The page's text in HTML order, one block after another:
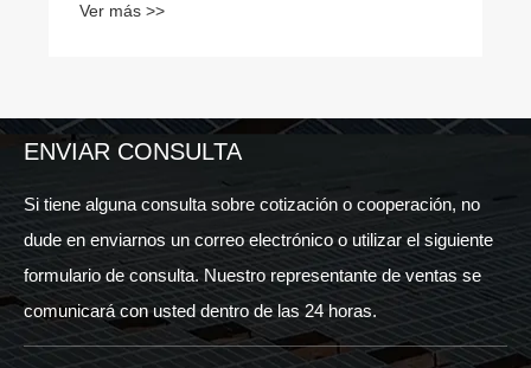
Ver más >>
ENVIAR CONSULTA
Si tiene alguna consulta sobre cotización o cooperación, no
dude en enviarnos un correo electrónico o utilizar el siguiente
formulario de consulta. Nuestro representante de ventas se
comunicará con usted dentro de las 24 horas.